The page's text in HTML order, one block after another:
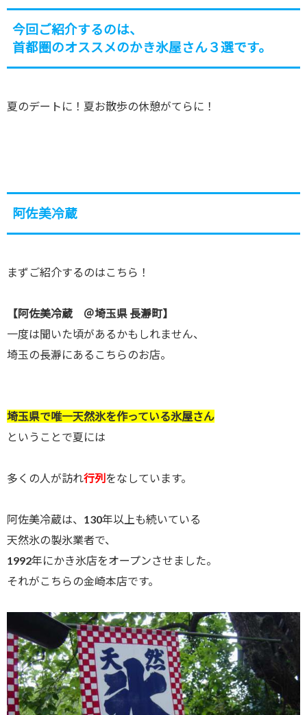
今回ご紹介するのは、
首都圏のオススメのかき氷屋さん３選です。
夏のデートに！夏お散歩の休憩がてらに！
阿佐美冷蔵
まずご紹介するのはこちら！
【阿佐美冷蔵 ＠埼玉県 長瀞町】
一度は聞いた頃があるかもしれません、
埼玉の長瀞にあるこちらのお店。
埼玉県で唯一天然氷を作っている氷屋さん
ということで夏には
多くの人が訪れ行列をなしています。
阿佐美冷蔵は、130年以上も続いている
天然氷の製氷業者で、
1992年にかき氷店をオープンさせました。
それがこちらの金崎本店です。